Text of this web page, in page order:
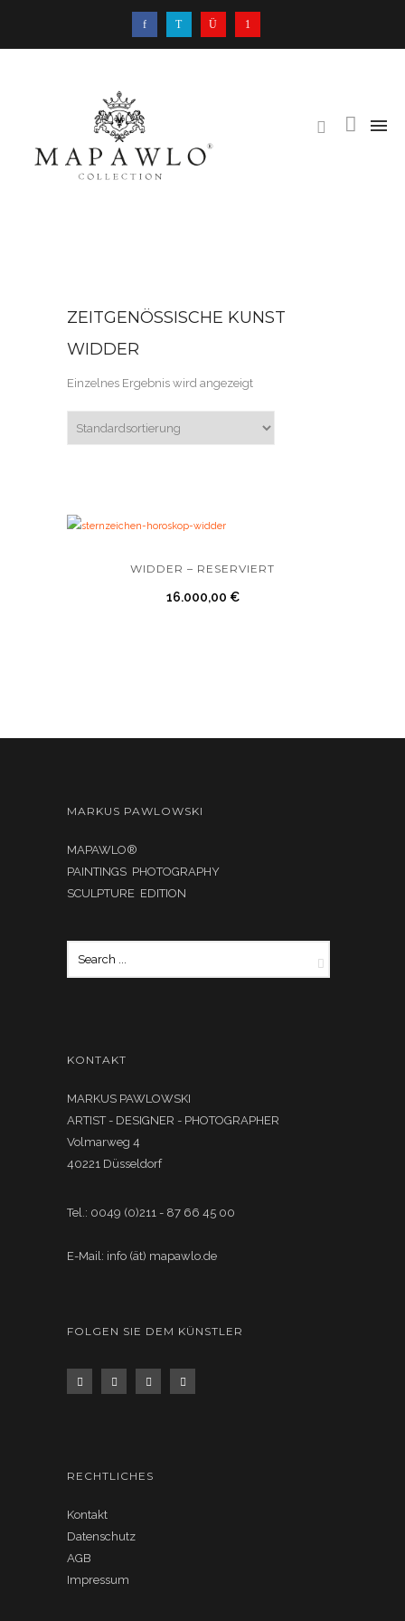
ZEITGENÖSSISCHE KUNST
WIDDER
Einzelnes Ergebnis wird angezeigt
WIDDER – RESERVIERT
16.000,00 €
MARKUS PAWLOWSKI
MAPAWLO®
PAINTINGS PHOTOGRAPHY
SCULPTURE EDITION
KONTAKT
MARKUS PAWLOWSKI
ARTIST - DESIGNER - PHOTOGRAPHER
Volmarweg 4
40221 Düsseldorf
Tel.: 0049 (0)211 - 87 66 45 00
E-Mail: info (ät) mapawlo.de
FOLGEN SIE DEM KÜNSTLER
RECHTLICHES
Kontakt
Datenschutz
AGB
Impressum